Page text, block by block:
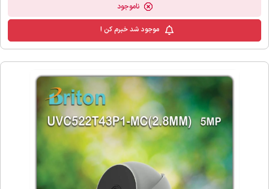
ناموجود
موجود شد خبرم کن !